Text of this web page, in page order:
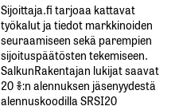
Sijoittaja.fi tarjoaa kattavat
työkalut ja tiedot markkinoiden
seuraamiseen sekä parempien
sijoituspäätösten tekemiseen.
SalkunRakentajan lukijat saavat
20 %:n alennuksen jäsenyydestä
alennuskoodilla SRSI20